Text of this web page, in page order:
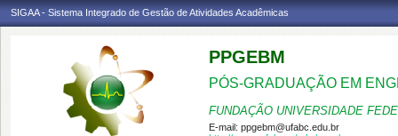
SIGAA - Sistema Integrado de Gestão de Atividades Acadêmicas
PPGEBM
PÓS-GRADUAÇÃO EM
FUNDAÇÃO UNIVERSIDADE
E-mail: ppgebm@ufabc.edu.br